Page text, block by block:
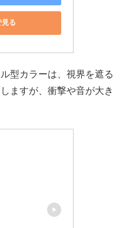
る
型カラーは、視界を遮る
ますが、衝撃や音が大き